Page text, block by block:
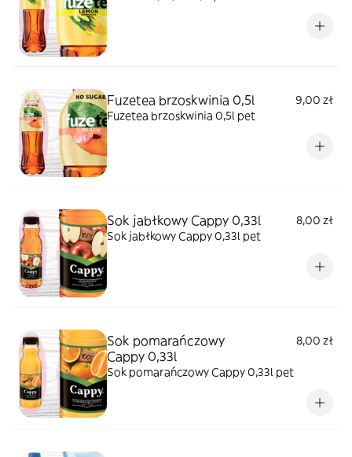
Fuzetea brzoskwinia 0,5l
9,00 zł
Fuzetea brzoskwinia 0,5l pet
Sok jabłkowy Cappy 0,33l
8,00 zł
Sok jabłkowy Cappy 0,33l pet
Sok pomarańczowy
Cappy 0,33l
8,00 zł
Sok pomarańczowy Cappy 0,33l pet